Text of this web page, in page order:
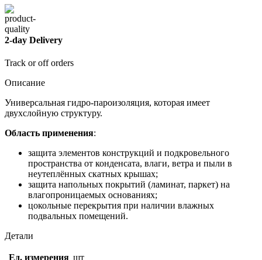
2-day Delivery
Track or off orders
Описание
Универсальная гидро-пароизоляция, которая имеет
двухслойную структуру.
Область применения:
защита элементов конструкций и подкровельного
пространства от конденсата, влаги, ветра и пыли в
неутеплённых скатных крышах;
защита напольных покрытий (ламинат, паркет) на
влагопроницаемых основаниях;
цокольные перекрытия при наличии влажных
подвальных помещений.
Детали
Ед. измерения шт